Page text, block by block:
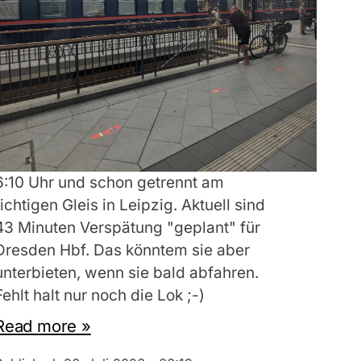
Uhr und schon getrennt am
Gleis in Leipzig. Aktuell sind
Minuten Verspätung "geplant" für
Hbf. Das könntem sie aber
wenn sie bald abfahren.
halt nur noch die Lok ;-)
more »